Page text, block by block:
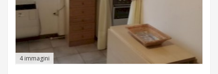
ascensore
arredato
4 immagini